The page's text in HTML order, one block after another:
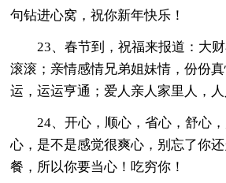
句钻进心窝，祝你新年快乐！
23、春节到，祝福来报道：大
滚滚；亲情感情兄弟姐妹情，份份
运，运运亨通；爱人亲人家里人，人
24、开心，顺心，省心，舒心
心，是不是感觉很爽心，别忘了你
餐，所以你要当心！吃穷你！